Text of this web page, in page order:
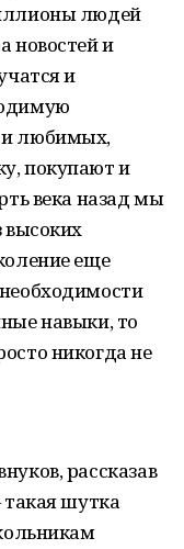
людей
новостей и
и
и любимых,
покупают и
века назад мы
высоких
еще
навыки, то
никогда не
рассказав
шутка